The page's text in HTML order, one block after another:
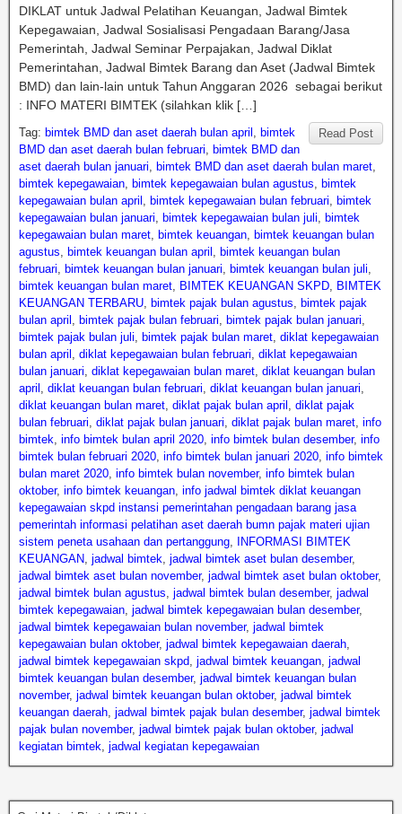
DIKLAT untuk Jadwal Pelatihan Keuangan, Jadwal Bimtek
Kepegawaian, Jadwal Sosialisasi Pengadaan Barang/Jasa
Pemerintah, Jadwal Seminar Perpajakan, Jadwal Diklat
Pemerintahan, Jadwal Bimtek Barang dan Aset (Jadwal Bimtek
BMD) dan lain-lain untuk Tahun Anggaran 2026 sebagai berikut
: INFO MATERI BIMTEK (silahkan klik […]
Read Post
Tag: bimtek BMD dan aset daerah bulan april , bimtek
BMD dan aset daerah bulan februari, bimtek BMD dan
aset daerah bulan januari, bimtek BMD dan aset daerah bulan maret,
bimtek kepegawaian, bimtek kepegawaian bulan agustus, bimtek
kepegawaian bulan april , bimtek kepegawaian bulan februari, bimtek
kepegawaian bulan januari, bimtek kepegawaian bulan juli, bimtek
kepegawaian bulan maret, bimtek keuangan, bimtek keuangan bulan
agustus, bimtek keuangan bulan april , bimtek keuangan bulan
februari, bimtek keuangan bulan januari, bimtek keuangan bulan juli,
bimtek keuangan bulan maret, BIMTEK KEUANGAN SKPD, BIMTEK
KEUANGAN TERBARU, bimtek pajak bulan agustus, bimtek pajak
bulan april , bimtek pajak bulan februari, bimtek pajak bulan januari,
bimtek pajak bulan juli, bimtek pajak bulan maret, diklat kepegawaian
bulan april , diklat kepegawaian bulan februari, diklat kepegawaian
bulan januari, diklat kepegawaian bulan maret, diklat keuangan bulan
april , diklat keuangan bulan februari, diklat keuangan bulan januari,
diklat keuangan bulan maret, diklat pajak bulan april , diklat pajak
bulan februari, diklat pajak bulan januari, diklat pajak bulan maret, info
bimtek, info bimtek bulan april 2020, info bimtek bulan desember, info
bimtek bulan februari 2020, info bimtek bulan januari 2020, info bimtek
bulan maret 2020, info bimtek bulan november, info bimtek bulan
oktober, info bimtek keuangan, info jadwal bimtek diklat keuangan
kepegawaian skpd instansi pemerintahan pengadaan barang jasa
pemerintah informasi pelatihan aset daerah bumn pajak materi ujian
sistem peneta usahaan dan pertanggung,
INFORMASI BIMTEK
KEUANGAN, jadwal bimtek, jadwal bimtek aset bulan desember,
jadwal bimtek aset bulan november, jadwal bimtek aset bulan oktober,
jadwal bimtek bulan agustus, jadwal bimtek bulan desember, jadwal
bimtek kepegawaian, jadwal bimtek kepegawaian bulan desember,
jadwal bimtek kepegawaian bulan november, jadwal bimtek
kepegawaian bulan oktober, jadwal bimtek kepegawaian daerah,
jadwal bimtek kepegawaian skpd, jadwal bimtek keuangan, jadwal
bimtek keuangan bulan desember, jadwal bimtek keuangan bulan
november, jadwal bimtek keuangan bulan oktober, jadwal bimtek
keuangan daerah, jadwal bimtek pajak bulan desember, jadwal bimtek
pajak bulan november, jadwal bimtek pajak bulan oktober, jadwal
kegiatan bimtek, jadwal kegiatan kepegawaian